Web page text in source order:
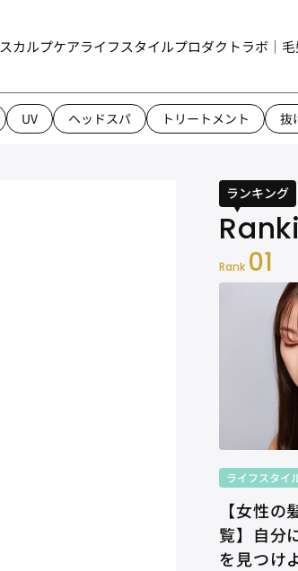
スカルプケアライフスタイルプロダクトラボ｜
UV ヘッドスパ トリートメント 抜
ランキング
Rank 01
ライフスタイ
【女性
覧】自分
を見つけ